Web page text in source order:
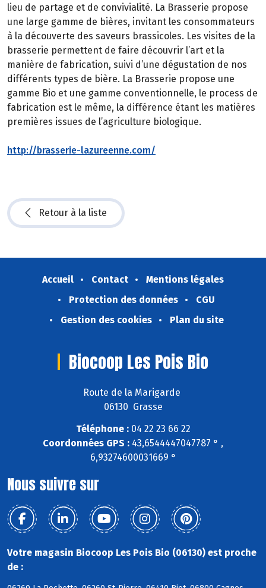
lieu de partage et de convivialité. La Brasserie propose
une large gamme de bières, invitant les consommateurs
à la découverte des saveurs brassicoles. Les visites de la
brasserie permettent de faire découvrir l’art et la
manière de fabrication, suivi d’une dégustation de nos
différents types de bière. La Brasserie propose une
gamme Bio et une gamme conventionnelle, le process de
fabrication est le même, la différence étant les matières
premières issues de l’agriculture biologique.
http://brasserie-lazureenne.com/
Retour à la liste
Accueil Contact
Mentions légales
Protection des données
CGU
Gestion des cookies
Plan du site
Biocoop Les Pois Bio
Route de la Marigarde
06130 Grasse
Téléphone :04 22 23 66 22
Coordonnées GPS : 43,6544447047787 ° ,
6,93274600031669 °
Nous suivre sur
Votre magasin Biocoop Les Pois Bio (06130) est proche
de :